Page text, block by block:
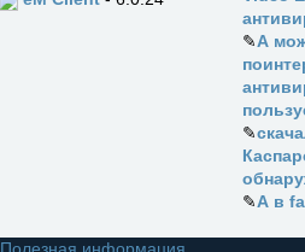
✎А
✎
✎А в